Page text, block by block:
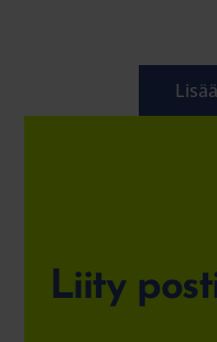
Liity